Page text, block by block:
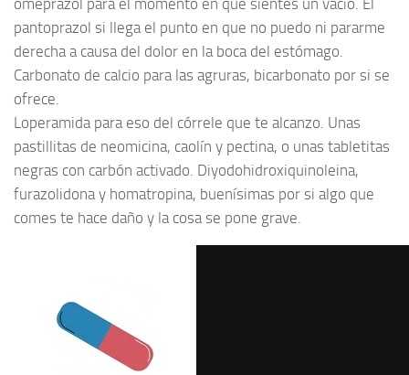
omeprazol para el momento en que sientes un vacío. El
pantoprazol si llega el punto en que no puedo ni pararme
derecha a causa del dolor en la boca del estómago.
Carbonato de calcio para las agruras, bicarbonato por si se
ofrece.
Loperamida para eso del córrele que te alcanzo. Unas
pastillitas de neomicina, caolín y pectina, o unas tabletitas
negras con carbón activado. Diyodohidroxiquinoleina,
furazolidona y homatropina, buenísimas por si algo que
comes te hace daño y la cosa se pone grave.